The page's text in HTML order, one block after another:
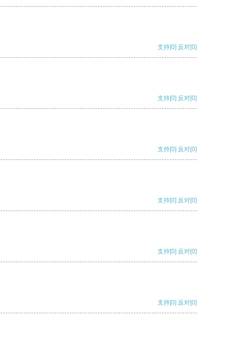
支持[0] 反对[0]
支持[0] 反对[0]
支持[0] 反对[0]
支持[0] 反对[0]
支持[0] 反对[0]
支持[0] 反对[0]